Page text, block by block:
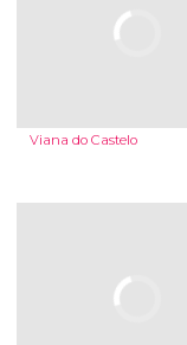
Viana do Castelo